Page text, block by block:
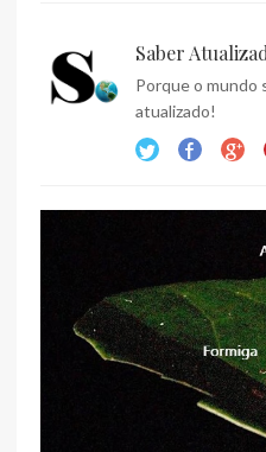
Saber
Porque o mundo
atualizado!